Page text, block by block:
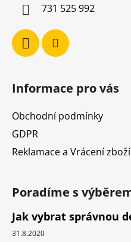
731 525 992
Informace pro vás
Obchodní podmínky
GDPR
Reklamace a Vrácení zboží
Poradíme s
Jak vybrat správnou
31.8.2020